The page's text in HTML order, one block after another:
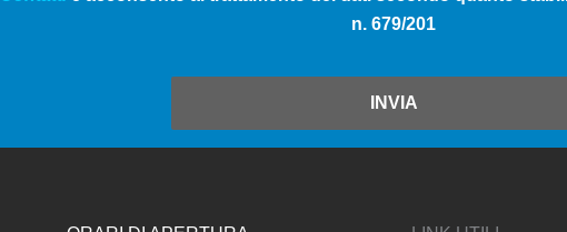
n. 679/201
INVIA